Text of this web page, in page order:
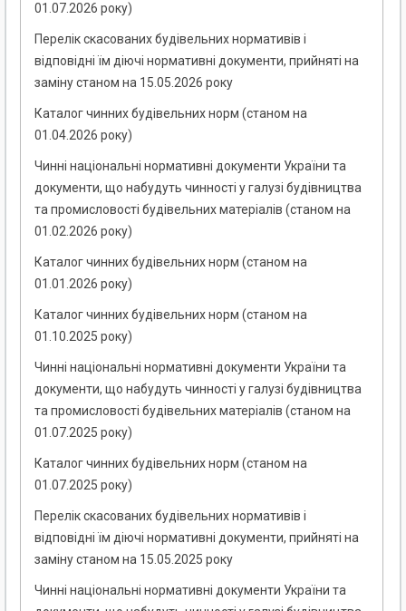
01.07.2026 року)
Перелік скасованих будівельних нормативів і
відповідні їм діючі нормативні документи, прийняті на
заміну станом на 15.05.2026 року
Каталог чинних будівельних норм (станом на
01.04.2026 року)
Чинні національні нормативні документи України та
документи, що набудуть чинності у галузі будівництва
та промисловості будівельних матеріалів (станом на
01.02.2026 року)
Каталог чинних будівельних норм (станом на
01.01.2026 року)
Каталог чинних будівельних норм (станом на
01.10.2025 року)
Чинні національні нормативні документи України та
документи, що набудуть чинності у галузі будівництва
та промисловості будівельних матеріалів (станом на
01.07.2025 року)
Каталог чинних будівельних норм (станом на
01.07.2025 року)
Перелік скасованих будівельних нормативів і
відповідні їм діючі нормативні документи, прийняті на
заміну станом на 15.05.2025 року
Чинні національні нормативні документи України та